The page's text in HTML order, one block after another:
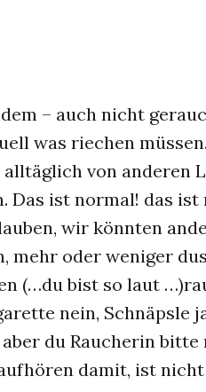
– auch nicht
was riechen
von anderen
Das ist normal! das ist
wir könnten
mehr oder weniger
(…du bist so laut
nein, Schnäpsle
du Raucherin
damit, ist